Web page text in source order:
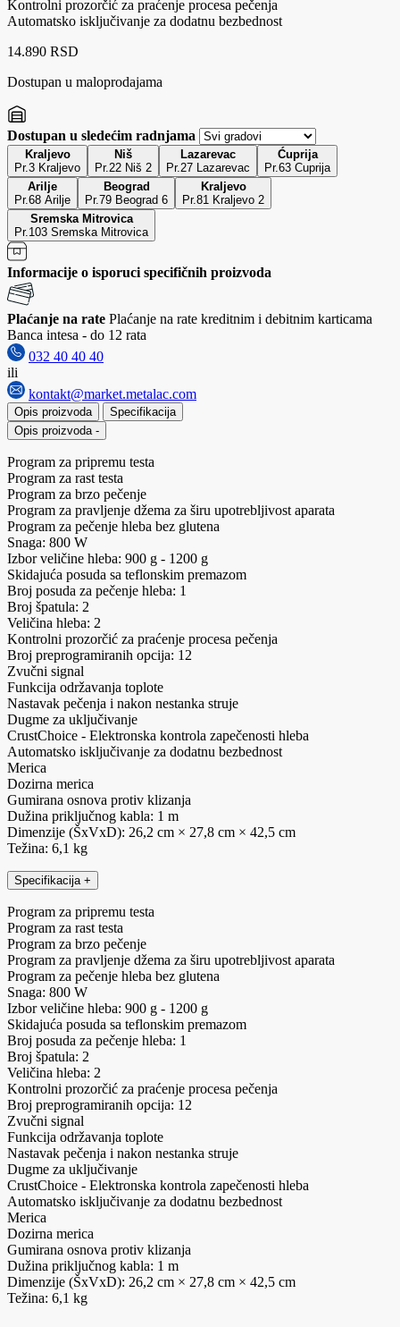
Kontrolni prozorčić za praćenje procesa pečenja
Automatsko isključivanje za dodatnu bezbednost
14.890 RSD
Dostupan u maloprodajama
Dostupan u sledećim radnjama
Kraljevo
Pr.3 Kraljevo
Niš
Pr.22 Niš 2
Lazarevac
Pr.27 Lazarevac
Ćuprija
Pr.63 Cuprija
Arilje
Pr.68 Arilje
Beograd
Pr.79 Beograd 6
Kraljevo
Pr.81 Kraljevo 2
Sremska Mitrovica
Pr.103 Sremska Mitrovica
Informacije o isporuci specifičnih proizvoda
Plaćanje na rate Plaćanje na rate kreditnim i debitnim karticama
Banca intesa - do 12 rata
032 40 40 40
ili
kontakt@market.metalac.com
Opis proizvoda
Specifikacija
Opis proizvoda -
Program za pripremu testa
Program za rast testa
Program za brzo pečenje
Program za pravljenje džema za širu upotrebljivost aparata
Program za pečenje hleba bez glutena
Snaga: 800 W
Izbor veličine hleba: 900 g - 1200 g
Skidajuća posuda sa teflonskim premazom
Broj posuda za pečenje hleba: 1
Broj špatula: 2
Veličina hleba: 2
Kontrolni prozorčić za praćenje procesa pečenja
Broj preprogramiranih opcija: 12
Zvučni signal
Funkcija održavanja toplote
Nastavak pečenja i nakon nestanka struje
Dugme za uključivanje
CrustChoice - Elektronska kontrola zapečenosti hleba
Automatsko isključivanje za dodatnu bezbednost
Merica
Dozirna merica
Gumirana osnova protiv klizanja
Dužina priključnog kabla: 1 m
Dimenzije (ŠxVxD): 26,2 cm × 27,8 cm × 42,5 cm
Težina: 6,1 kg
Specifikacija +
Program za pripremu testa
Program za rast testa
Program za brzo pečenje
Program za pravljenje džema za širu upotrebljivost aparata
Program za pečenje hleba bez glutena
Snaga: 800 W
Izbor veličine hleba: 900 g - 1200 g
Skidajuća posuda sa teflonskim premazom
Broj posuda za pečenje hleba: 1
Broj špatula: 2
Veličina hleba: 2
Kontrolni prozorčić za praćenje procesa pečenja
Broj preprogramiranih opcija: 12
Zvučni signal
Funkcija održavanja toplote
Nastavak pečenja i nakon nestanka struje
Dugme za uključivanje
CrustChoice - Elektronska kontrola zapečenosti hleba
Automatsko isključivanje za dodatnu bezbednost
Merica
Dozirna merica
Gumirana osnova protiv klizanja
Dužina priključnog kabla: 1 m
Dimenzije (ŠxVxD): 26,2 cm × 27,8 cm × 42,5 cm
Težina: 6,1 kg